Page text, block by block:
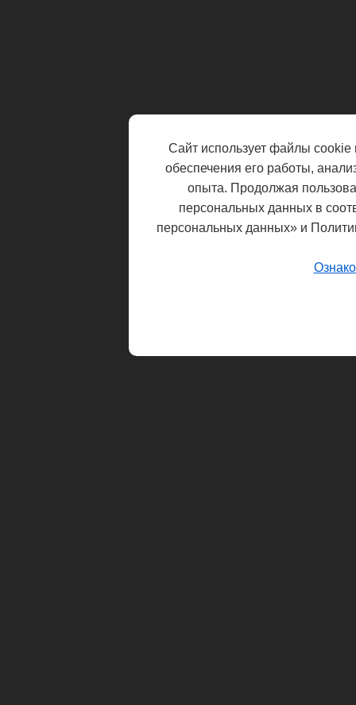
Сайт использует файлы cookie
обеспечения его работы,
опыта. Продолжая
персональных данных в
персональных данных» и